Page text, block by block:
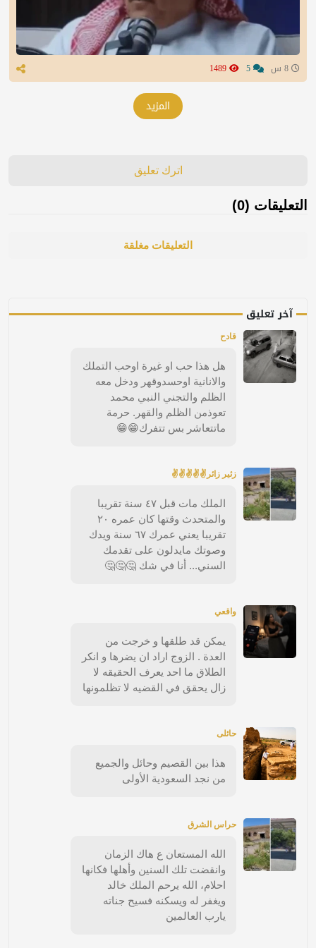
المزيد
اترك تعليق
التعليقات (0)
التعليقات مغلقة
آخر تعليق
قادح
هل هذا حب او غيرة اوحب التملك
والانانية اوحسدوقهر ودخل معه
الظلم والتجني النبي محمد
تعوذمن الظلم والقهر. حرمة
ماتتعاشر بس تتفرك😁😁
زئير زائر✌✌✌✌✌
الملك مات قبل ٤٧ سنة تقريبا
والمتحدث وقتها كان عمره ٢٠
تقريبا يعني عمرك ٦٧ سنة ويدك
وصوتك مايدلون على تقدمك
السني... أنا في شك 🤔🤔🤔
واقعي
يمكن قد طلقها و خرجت من
العدة . الزوج اراد ان يضرها و انكر
الطلاق ما احد يعرف الحقيقه لا
زال يحقق في القضيه لا تظلمونها
حائلى
هذا بين القصيم وحائل والجميع
من نجد السعودية الأولى
حراس الشرق
الله المستعان ع هاك الزمان
وانقضت تلك السنين وأهلها فكانها
احلام، الله يرحم الملك خالد
ويغفر له ويسكنه فسيح جناته
يارب العالمين